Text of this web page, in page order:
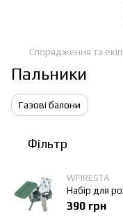
Спорядження та
Пальники
Газові балони
Фільтр
WFIRESTA
Набір для
390 грн